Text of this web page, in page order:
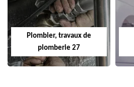
Plombier, travaux de
plomberie 27